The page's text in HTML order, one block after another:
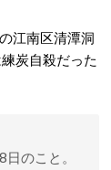
江南区清潭洞
炭自殺だった
のこと。